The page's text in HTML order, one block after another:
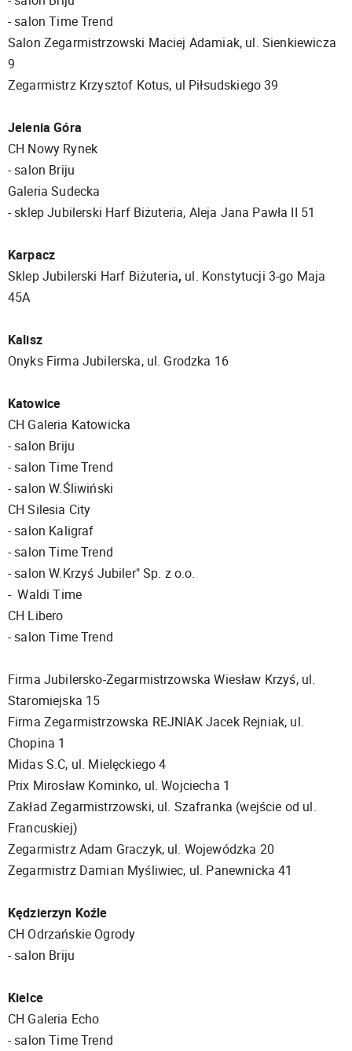
- salon Time Trend
Salon Zegarmistrzowski Maciej Adamiak, ul. Sienkiewicza
9
Zegarmistrz Krzysztof Kotus, ul Piłsudskiego 39
Jelenia Góra
CH Nowy Rynek
- salon Briju
Galeria Sudecka
- sklep Jubilerski Harf Biżuteria, Aleja Jana Pawła II 51
Karpacz
Sklep Jubilerski Harf Biżuteria, ul. Konstytucji 3-go Maja
45A
Kalisz
Onyks Firma Jubilerska, ul. Grodzka 16
Katowice
CH Galeria Katowicka
- salon Briju
- salon Time Trend
- salon W.Śliwiński
CH Silesia City
- salon Kaligraf
- salon Time Trend
- salon W.Krzyś Jubiler" Sp. z o.o.
- Waldi Time
CH Libero
- salon Time Trend
Firma Jubilersko-Zegarmistrzowska Wiesław Krzyś, ul.
Staromiejska 15
Firma Zegarmistrzowska REJNIAK Jacek Rejniak, ul.
Chopina 1
Midas S.C, ul. Mielęckiego 4
Prix Mirosław Kominko, ul. Wojciecha 1
Zakład Zegarmistrzowski, ul. Szafranka (wejście od ul.
Francuskiej)
Zegarmistrz Adam Graczyk, ul. Wojewódzka 20
Zegarmistrz Damian Myśliwiec, ul. Panewnicka 41
Kędzierzyn Koźle
CH Odrzańskie Ogrody
- salon Briju
Kielce
CH Galeria Echo
- salon Time Trend